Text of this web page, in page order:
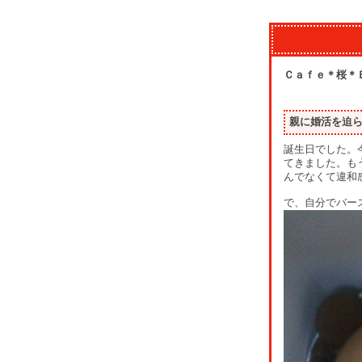
Ｃａｆｅ＊桜＊
親に婚活を迫
誕生日でした。
てきました。も
んでなくて違和
で、自分でバー